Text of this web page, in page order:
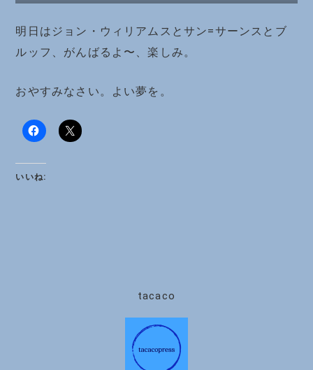
明日はジョン・ウィリアムスとサン=サーンスとブ
ルッフ、がんばるよ〜、楽しみ。
おやすみなさい。よい夢を。
いいね:
tacaco